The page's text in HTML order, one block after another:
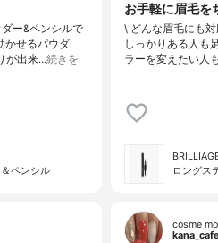
ー&ペンシルで
かせるパウダ
が出来…続きを
ペンシル
お手軽に眉毛を
\ どんな眉毛にも
しっかりある人も
ラーを変えたい人
ロングス
cosme